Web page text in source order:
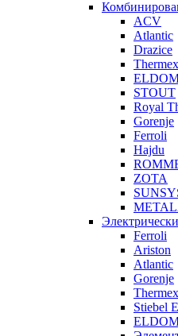
ACV
Atlantic
Drazice
Thermex
STOUT
Royal
Gorenje
Ferroli
Hajdu
ZOTA
Ferroli
Ariston
Atlantic
Gorenje
Thermex
Stiebel